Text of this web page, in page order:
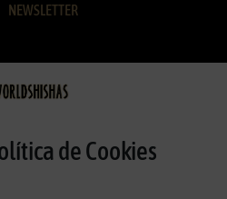
de Cookies
NEWSLETTER